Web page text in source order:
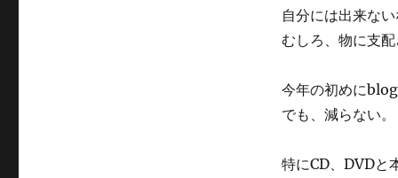
自分には出来な
むしろ、物に支配
今年の初めにblog
でも、減らない。
特にCD、DVDと